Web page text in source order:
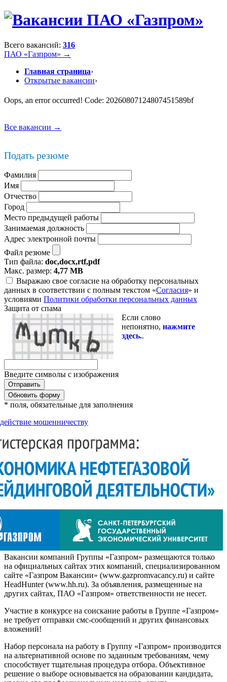
Всего вакансий: 316
ПАО «Газпром» →
Главная страница›
Открытые вакансии›
Oops, an error occurred! Code: 20260807124807451589bf
Все вакансии →
Подать резюме
Фамилия
Имя
Отчество
Город
Место предыдущей работы
Занимаемая должность
Адрес электронной почты
Файл резюме
Тип файла: doc,docx,rtf,pdf
Макс. размер: 4,77 MB
Выражаю свое согласие на обработку персональных
данных в соответствии с полным текстом «Согласия» и
условиями Политики обработки персональных данных
Защита от спама
Если слово
непонятно, нажмите
здесь..
Введите символы с изображения
Обновить форму
* поля, обязательные для заполнения
мошенничеству
Вакансии компаний Группы «Газпром» размещаются только
на официальных сайтах этих компаний, специализированном
сайте «Газпром Вакансии» (www.gazpromvacancy.ru) и сайте
HeadHunter (www.hh.ru). За объявления, размещенные на
других сайтах, ПАО «Газпром» ответственности не несет.
Участие в конкурсе на соискание работы в Группе «Газпром»
не требует отправки смс-сообщений и других финансовых
вложений!
Набор персонала на работу в Группу «Газпром» производится
на альтернативной основе по заданным требованиям, чему
способствует тщательная процедура отбора. Объективное
решение о выборе основывается на образовании кандидата,